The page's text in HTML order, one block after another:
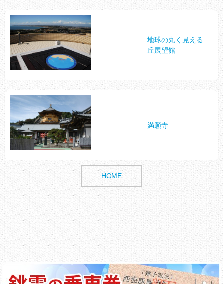
地球の丸く見える
丘展望館
満願寺
HOME